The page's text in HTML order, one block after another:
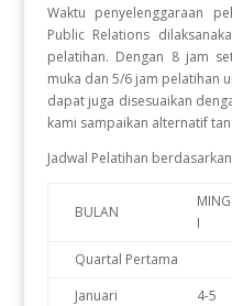
Waktu penyelenggaraan
Public Relations
pelatihan. Dengan 8 jam
muka dan 5/6 jam pelatihan
dapat juga disesuaikan
kami sampaikan alternatif
Jadwal Pelatihan
BULAN
I
Quartal Pertama
Januari
4-5